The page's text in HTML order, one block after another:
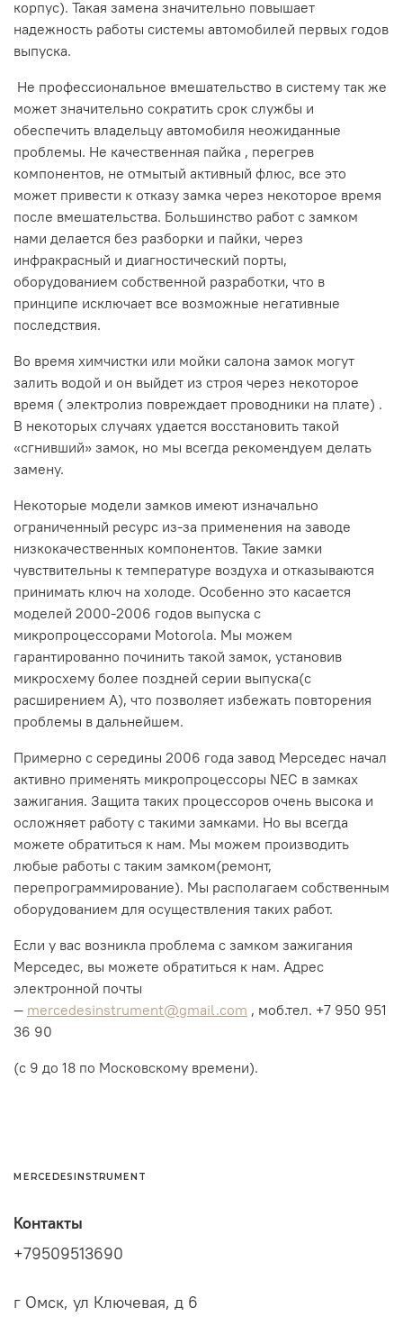
корпус). Такая замена значительно повышает
надежность работы системы автомобилей первых годов
выпуска.
Не профессиональное вмешательство в систему так же
может значительно сократить срок службы и
обеспечить владельцу автомобиля неожиданные
проблемы. Не качественная пайка , перегрев
компонентов, не отмытый активный флюс, все это
может привести к отказу замка через некоторое время
после вмешательства. Большинство работ с замком
нами делается без разборки и пайки, через
инфракрасный и диагностический порты,
оборудованием собственной разработки, что в
принципе исключает все возможные негативные
последствия.
Во время химчистки или мойки салона замок могут
залить водой и он выйдет из строя через некоторое
время ( электролиз повреждает проводники на плате) .
В некоторых случаях удается восстановить такой
«сгнивший» замок, но мы всегда рекомендуем делать
замену.
Некоторые модели замков имеют изначально
ограниченный ресурс из-за применения на заводе
низкокачественных компонентов. Такие замки
чувствительны к температуре воздуха и отказываются
принимать ключ на холоде. Особенно это касается
моделей 2000-2006 годов выпуска с
микропроцессорами Motorola. Мы можем
гарантированно починить такой замок, установив
микросхему более поздней серии выпуска(с
расширением А), что позволяет избежать повторения
проблемы в дальнейшем.
Примерно с середины 2006 года завод Мерседес начал
активно применять микропроцессоры NEC в замках
зажигания. Защита таких процессоров очень высока и
осложняет работу с такими замками. Но вы всегда
можете обратиться к нам. Мы можем производить
любые работы с таким замком(ремонт,
перепрограммирование). Мы располагаем собственным
оборудованием для осуществления таких работ.
Если у вас возникла проблема с замком зажигания
Мерседес, вы можете обратиться к нам. Адрес
электронной почты
— mercedesinstrument@gmail.com , моб.тел. +7 950 951
36 90
(с 9 до 18 по Московскому времени).
MERCEDESINSTRUMENT
Контакты
+79509513690
г Омск, ул Ключевая, д 6